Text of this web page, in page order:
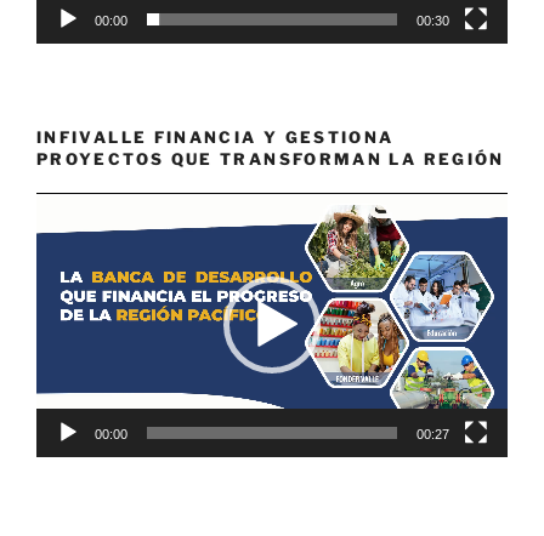
00:00 00:30
INFIVALLE FINANCIA Y GESTIONA
PROYECTOS QUE TRANSFORMAN LA REGIÓN
de
00:00 00:27